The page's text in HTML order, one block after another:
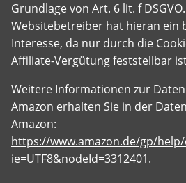
Grundlage von Art. 6 lit. f
Websitebetreiber hat hieran ein
Interesse, da nur durch die
Affiliate-Vergütung feststellbar
Weitere Informationen zur
Amazon erhalten Sie in der
Amazon:
https://www.amazon.de/gp/
ie=UTF8&nodeId=3312401.